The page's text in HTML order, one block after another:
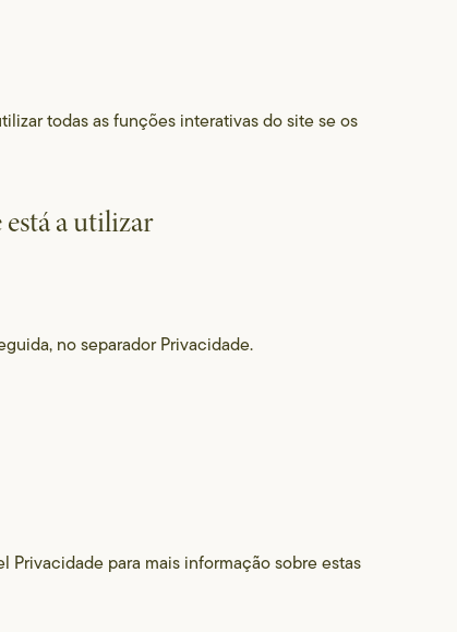
todas as funções interativas do site se os
a utilizar
no separador Privacidade.
para mais informação sobre estas